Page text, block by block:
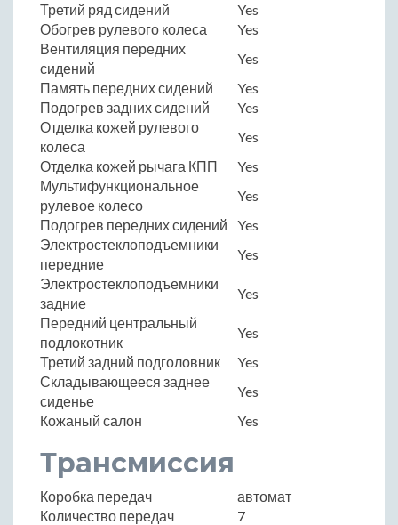
Третий ряд сидений
Yes
Обогрев рулевого колеса
Yes
Вентиляция передних
сидений
Yes
Память передних сидений
Yes
Подогрев задних сидений
Yes
Отделка кожей рулевого
колеса
Yes
Отделка кожей рычага КПП
Yes
Мультифункциональное
рулевое колесо
Yes
Подогрев передних сидений
Yes
Электростеклоподъемники
передние
Yes
Электростеклоподъемники
задние
Yes
Передний центральный
подлокотник
Yes
Третий задний подголовник
Yes
Складывающееся заднее
сиденье
Yes
Кожаный салон
Yes
Трансмиссия
Коробка передач
автомат
Количество передач
7